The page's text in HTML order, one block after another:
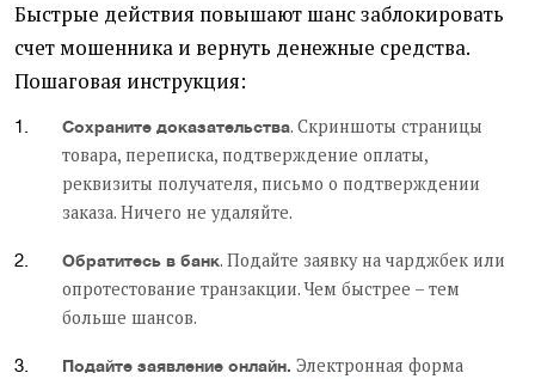
Быстрые действия повышают шанс заблокировать
счет мошенника и вернуть денежные средства.
Пошаговая инструкция:
Сохраните доказательства. Скриншоты страницы
товара, переписка, подтверждение оплаты,
реквизиты получателя, письмо о подтверждении
заказа. Ничего не удаляйте.
Обратитесь в банк. Подайте заявку на чарджбек или
опротестование транзакции. Чем быстрее – тем
больше шансов.
Подайте заявление онлайн. Электронная форма